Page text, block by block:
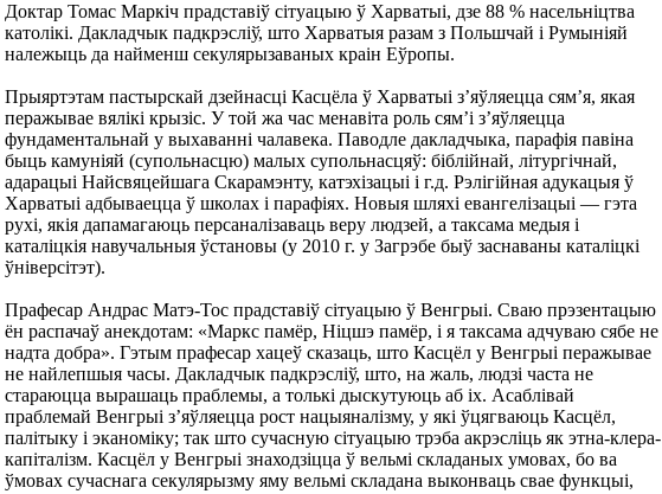
Доктар Томас Маркіч прадставіў сітуацыю ў Харватыі, дзе 88 % насельніцтва
католікі. Дакладчык падкрэсліў, што Харватыя разам з Польшчай і Румыніяй
належыць да найменш секулярызаваных краін Еўропы.
Прыяртэтам пастырскай дзейнасці Касцёла ў Харватыі з’яўляецца сям’я, якая
перажывае вялікі крызіс. У той жа час менавіта роль сям’і з’яўляецца
фундаментальнай у выхаванні чалавека. Паводле дакладчыка, парафія павіна
быць камуніяй (супольнасцю) малых супольнасцяў: біблійнай, літургічнай,
адарацыі Найсвяцейшага Скарамэнту, катэхізацыі і г.д. Рэлігійная адукацыя ў
Харватыі адбываецца ў школах і парафіях. Новыя шляхі евангелізацыі — гэта
рухі, якія дапамагаюць персаналізаваць веру людзей, а таксама медыя і
каталіцкія навучальныя ўстановы (у 2010 г. у Загрэбе быў заснаваны каталіцкі
ўніверсітэт).
Прафесар Андрас Матэ-Тос прадставіў сітуацыю ў Венгрыі. Сваю прэзентацыю
ён распачаў анекдотам: «Маркс памёр, Ніцшэ памёр, і я таксама адчуваю сябе не
надта добра». Гэтым прафесар хацеў сказаць, што Касцёл у Венгрыі перажывае
не найлепшыя часы. Дакладчык падкрэсліў, што, на жаль, людзі часта не
стараюцца вырашаць праблемы, а толькі дыскутуюць аб іх. Асаблівай
праблемай Венгрыі з’яўляецца рост нацыяналізму, у які ўцягваюць Касцёл,
палітыку і эканоміку; так што сучасную сітуацыю трэба акрэсліць як этна-клера-
капіталізм. Касцёл у Венгрыі знаходзіцца ў вельмі складаных умовах, бо ва
ўмовах сучаснага секулярызму яму вельмі складана выконваць свае функцыі,